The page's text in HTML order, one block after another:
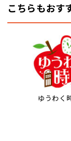
こちらもおす
ゆうわく